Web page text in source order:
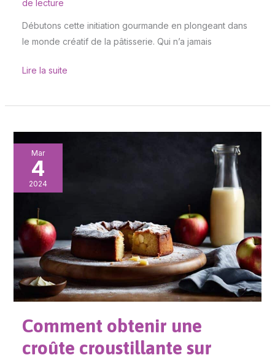
de lecture
Débutons cette initiation gourmande en plongeant dans
le monde créatif de la pâtisserie. Qui n’a jamais
Lire la suite
Mar
4
2024
Comment obtenir une
croûte croustillante sur
Comment
obtenir
une
croustillante
sur
votre
cake
aux
pommes